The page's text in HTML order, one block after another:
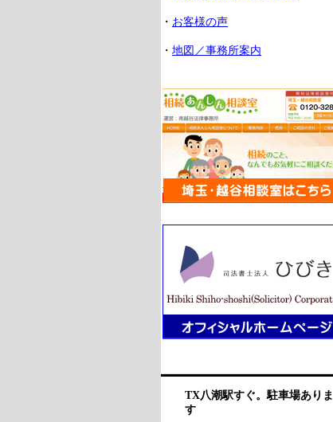
・ お客様の声
・ 地図／事務所案内
TX八潮駅すぐ。駐車場ありま
す